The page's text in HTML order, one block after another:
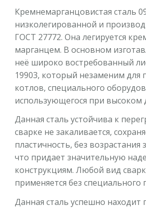
Кремнемарганцовистая сталь
низколегированной и
ГОСТ 27772. Она легируется
марганцем. В основном
неё широко востребованный
19903, который незаменим для
котлов, специального
использующегося при высоком
Данная сталь устойчива к
сварке не закаливается,
пластичность, без возрастания
что придает значительную
конструкциям. Любой вид
применяется без специального
Данная сталь успешно находит